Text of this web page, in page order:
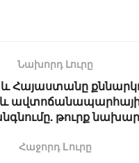
Նախորդ Լուրը
Հայաստանը
և
թուրք
Հաջորդ Lուրը